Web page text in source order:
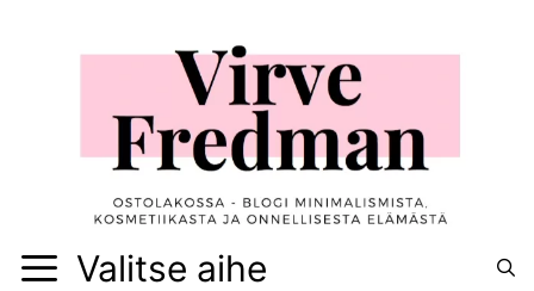
Valitse aihe